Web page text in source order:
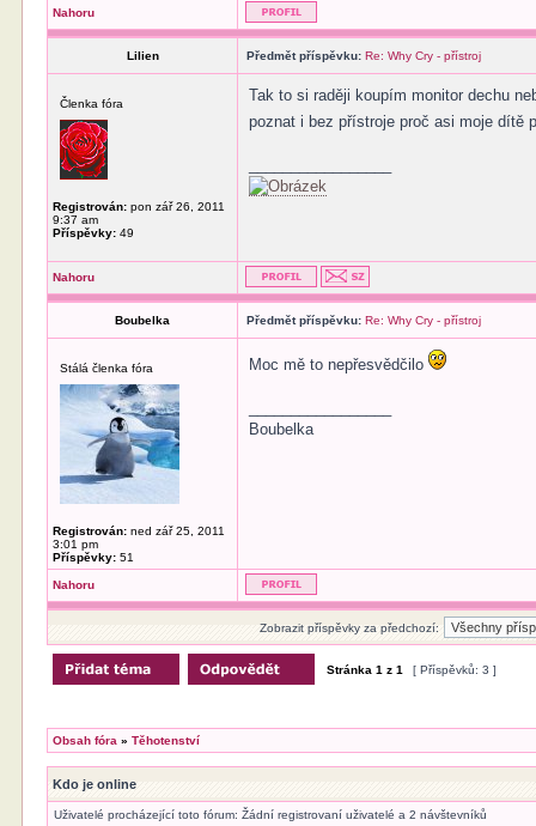
Nahoru
Lilien Předmět příspěvku: Re: Why Cry - přístroj
Členka fóra
Registrován: pon zář 26, 2011
9:37 am
Příspěvky: 49
Tak to si raději koupím monitor dechu
poznat i bez přístroje proč asi moje dítě
Nahoru
Boubelka Předmět příspěvku: Re: Why Cry - přístroj
Stálá členka fóra
Registrován: ned zář 25, 2011
3:01 pm
Příspěvky: 51
Moc mě to nepřesvědčilo
Boubelka
Nahoru
Zobrazit příspěvky za předchozí:
Stránka1 z1 [ Příspěvků: 3 ]
Obsah fóra »Těhotenství
Kdo je online
Uživatelé procházející toto fórum: Žádní registrovaní uživatelé a 2 návštevníků